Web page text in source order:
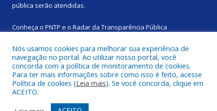
pública serão atendidas.
Conheça o PNTP e o Radar da Transparência Pública
Todos os direitos reservados a Câmara Municipal de Rondon do
Pará.
Nós usamos cookies para melhorar sua experiência de
navegação no portal. Ao utilizar nosso portal, você
concorda com a política de monitoramento de cookies.
Para ter mais informações sobre como isso é feito, acesse
Política de cookies (Leia mais). Se você concorda, clique em
ACEITO.